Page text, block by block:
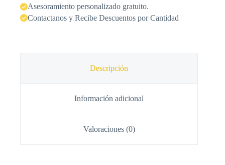
Asesoramiento personalizado gratuito.
Contactanos y Recibe Descuentos por Cantidad
Descripción
Información adicional
Valoraciones (0)